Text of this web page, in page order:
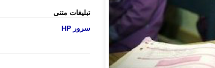
تبلیغات متنی
سرور HP